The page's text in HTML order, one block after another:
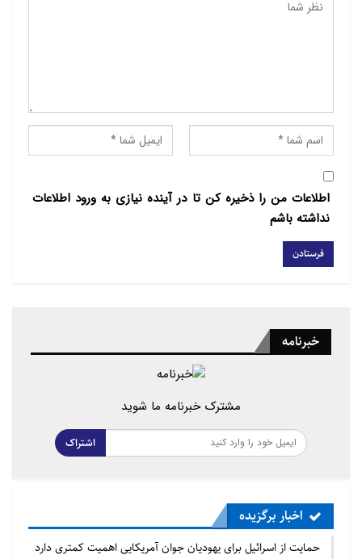
۸- حسین ابراهیم احمد از کشور بحرین
۹- فاطمه بنت بتله از کشور عربستان
۱۰- زینب محمد الشهابی از کشور بحرین
گفتنی است زیارت امام حسین (ع) به نیابت
از (۲۳۱۲۱۳) نفر که درخواست زیارت را از طریق وب سایت
رسمی حرم مطهر امام
حسین (ع) ارسال کرده بودند، در ایام اربعین حسینی انجام
مسئول وب سایت حرم مطهر با اعلام این خبر اظهار
داشت: در ایام اربعین
حسینی (دویست و سی و یک هزار و دویست و سیزده)
اطلاعات من را ذخیره کن تا در آینده نیازی به ورود اطلاعات
نداشته باشم
خبرنامه
مشترک خبرنامه ما شوید
اشتراک
اخبار برگزیده
حمایت از اسرائیل برای یهودیان جوان آمریکایی اهمیت کمتری دارد